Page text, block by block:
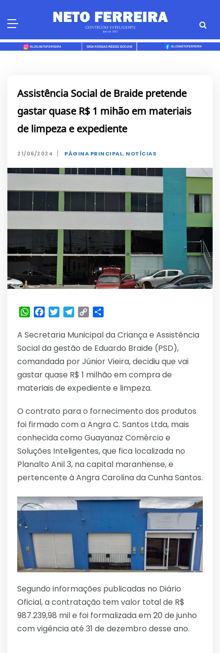
Assistência Social de Braide pretende
gastar quase R$ 1 mihão em materiais
de limpeza e expediente
21/06/2024 | PÁGINA PRINCIPAL, NOTÍCIAS
WhatsApp
Facebook
TwitterTelegram
Copy
A Secretaria Municipal da Criança e Assistência
Social da gestão de Eduardo Braide (PSD),
comandada por Júnior Vieira, decidiu que vai
gastar quase R$ 1 milhão em compra de
materiais de expediente e limpeza.
O contrato para o fornecimento dos produtos
foi firmado com a Angra C. Santos Ltda, mais
conhecida como Guayanaz Comércio e
Soluções Inteligentes, que fica localizada no
Planalto Anil 3, na capital maranhense, e
pertencente à Angra Carolina da Cunha Santos.
Segundo informações publicadas no Diário
Oficial, a contratação tem valor total de R$
987.239,98 mil e foi formalizada em 20 de junho
com vigência até 31 de dezembro desse ano.